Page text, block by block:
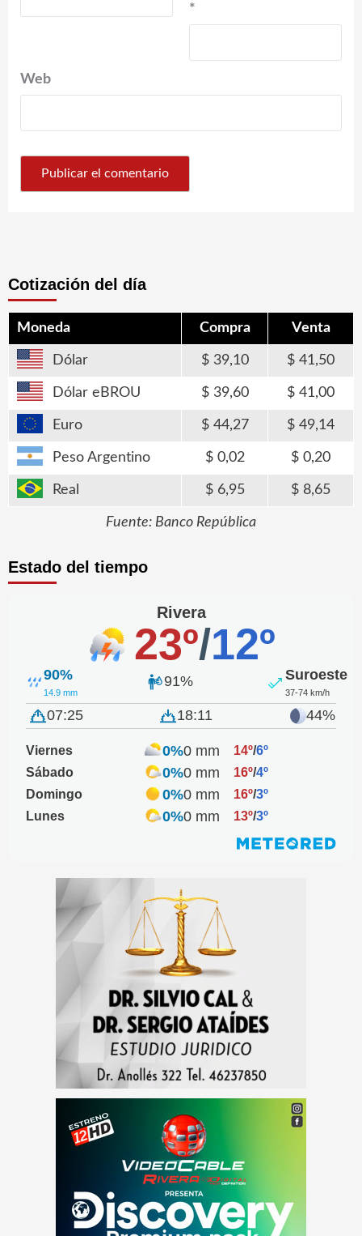
*
Web
Cotización del día
Moneda Compra Venta
Dólar 39,10 41,50
Dólar eBROU 39,60 41,00
Euro 44,27 49,14
Peso Argentino 0,02 0,20
Real 6,95 8,65
Fuente: Banco República
Estado del tiempo
Rivera
23º/12º
90%
14.9 mm
91% Suroeste
37-74 km/h
07:25 18:11 44%
Viernes 0%0 mm 14º/6º
Sábado
0%0 mm 16º/4º
Domingo
0%0 mm 16º/3º
Lunes
0%0 mm 13º/3º